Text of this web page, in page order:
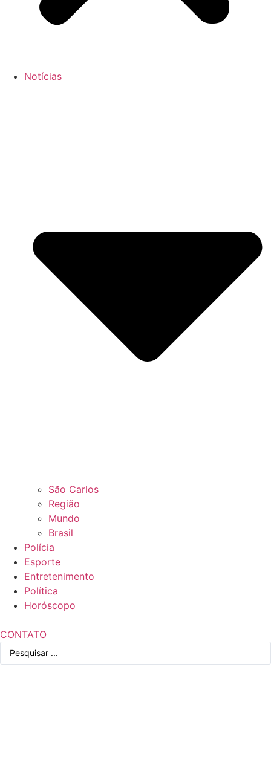
Notícias
São Carlos
Região
Mundo
Brasil
Polícia
Esporte
Entretenimento
Política
Horóscopo
CONTATO
Pesquisar